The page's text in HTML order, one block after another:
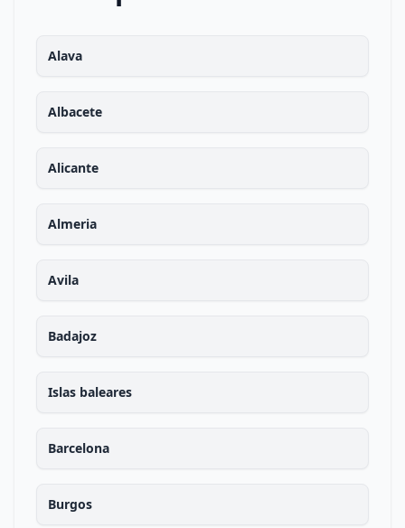
Alava
Albacete
Alicante
Almeria
Avila
Badajoz
Islas baleares
Barcelona
Burgos